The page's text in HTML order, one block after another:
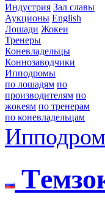
Индустрия Зал славы
Аукционы English
Лошади Жокеи
Тренеры
Коневладельцы
Коннозаводчики
Ипподромы
по лошадям по
производителям по
жокеям по тренерам
по коневладельцам